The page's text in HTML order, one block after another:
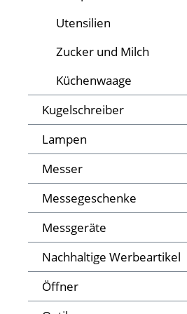
Utensilien
Zucker und Milch
Küchenwaage
Kugelschreiber
Lampen
Messer
Messegeschenke
Messgeräte
Nachhaltige Werbeartikel
Öffner